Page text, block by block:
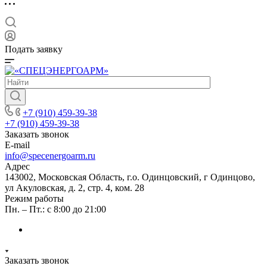
Подать заявку
+7 (910) 459-39-38
+7 (910) 459-39-38
Заказать звонок
E-mail
info@specenergoarm.ru
Адрес
143002, Московская Область, г.о. Одинцовский, г Одинцово,
ул Акуловская, д. 2, стр. 4, ком. 28
Режим работы
Пн. – Пт.: с 8:00 до 21:00
Заказать звонок